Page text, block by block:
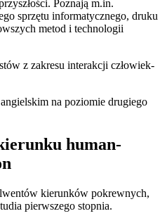
Poznają m.in.
sprzętu informatycznego, druku
metod i technologii
z zakresu interakcji człowiek-
na poziomie drugiego
human-
kierunków pokrewnych,
pierwszego stopnia.